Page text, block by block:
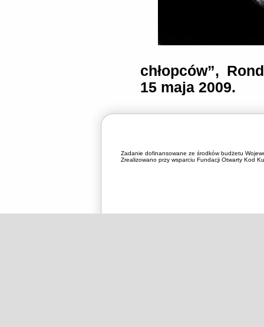
chłopców”,
15 maja 2009.
Zadanie dofinansowane ze środków budżetu
Zrealizowano przy wsparciu Fundacji Otwarty Kod